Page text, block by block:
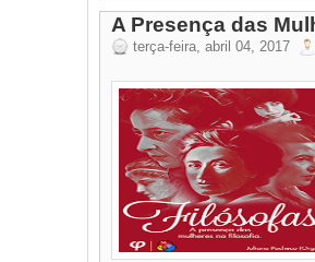
A Presença das
terça-feira, abril 04, 2017